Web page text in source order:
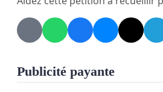
et qu elle n aura pas fait tout
rien.....
Monsieur le Ministre Olivier
président Emmanuel Macron
votre diligence pour notre
Publicité payante